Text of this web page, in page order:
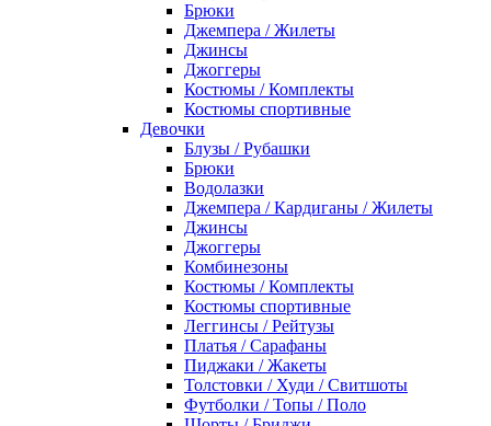
Брюки
Джемпера / Жилеты
Джинсы
Джоггеры
Костюмы / Комплекты
Костюмы спортивные
Девочки
Блузы / Рубашки
Брюки
Водолазки
Джемпера / Кардиганы / Жилеты
Джинсы
Джоггеры
Комбинезоны
Костюмы / Комплекты
Костюмы спортивные
Леггинсы / Рейтузы
Платья / Сарафаны
Пиджаки / Жакеты
Толстовки / Худи / Свитшоты
Футболки / Топы / Поло